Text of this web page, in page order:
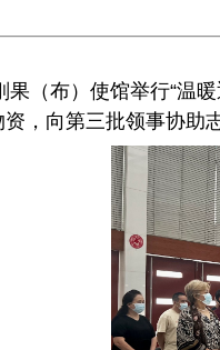
果（布）使馆举行“温
资，向第三批领事协助